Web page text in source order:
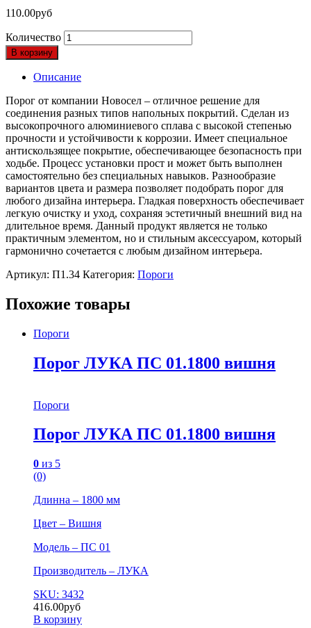
110.00руб
Количество
В корзину
Описание
Порог от компании Новосел – отличное решение для
соединения разных типов напольных покрытий. Сделан из
высокопрочного алюминиевого сплава с высокой степенью
прочности и устойчивости к коррозии. Имеет специальное
антискользящее покрытие, обеспечивающее безопасность при
ходьбе. Процесс установки прост и может быть выполнен
самостоятельно без специальных навыков. Разнообразие
вариантов цвета и размера позволяет подобрать порог для
любого дизайна интерьера. Гладкая поверхность обеспечивает
легкую очистку и уход, сохраняя эстетичный внешний вид на
длительное время. Данный продукт является не только
практичным элементом, но и стильным аксессуаром, который
гармонично сочетается с любым дизайном интерьера.
Артикул: П1.34 Категория: Пороги
Похожие товары
Пороги
Порог ЛУКА ПС 01.1800 вишня
Пороги
Порог ЛУКА ПС 01.1800 вишня
0 из 5
(0)
Длинна – 1800 мм
Цвет – Вишня
Модель – ПС 01
Производитель – ЛУКА
SKU: 3432
416.00руб
В корзину